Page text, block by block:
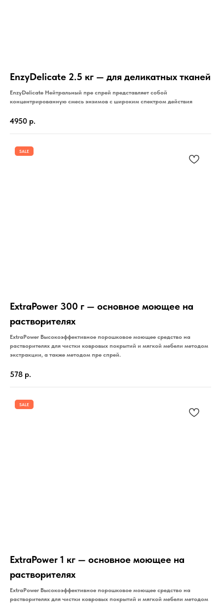
EnzyDelicate 2.5 кг — для деликатных тканей
EnzyDelicate Нейтральный пре спрей представляет собой
концентрированную смесь энзимов с широким спектром действия
4950 р.
SALE
ExtraPower 300 г — основное моющее на
растворителях
ExtraPower Высокоэффективное порошковое моющее средство на
растворителях для чистки ковровых покрытий и мягкой мебели методом
экстракции, а также методом пре спрей.
578 р.
SALE
ExtraPower 1 кг — основное моющее на
растворителях
ExtraPower Высокоэффективное порошковое моющее средство на
растворителях для чистки ковровых покрытий и мягкой мебели методом